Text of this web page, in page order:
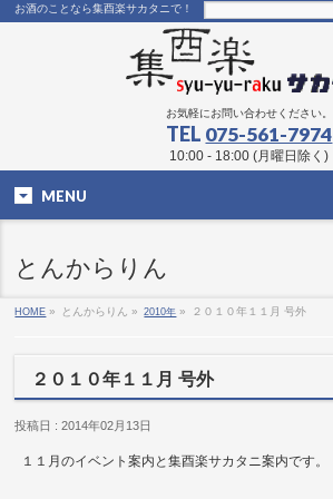
お酒のことなら集酉楽サカタニで！
お気軽にお問い合わせください。
TEL 075-561-7974
10:00 - 18:00 (月曜日除く)
MENU
とんからりん
HOME » とんからりん » 2010年 » ２０１０年１１月 号外
２０１０年１１月 号外
投稿日 : 2014年02月13日
１１月のイベント案内と集酉楽サカタニ案内です。